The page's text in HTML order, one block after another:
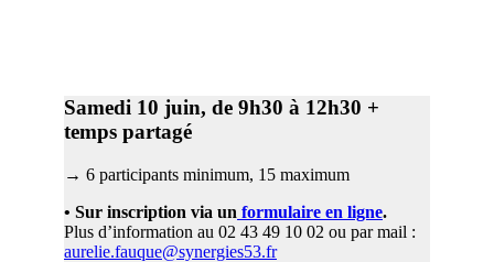
Samedi 10 juin, de 9h30 à 12h30 +
temps partagé
→ 6 participants minimum, 15 maximum
• Sur inscription via un formulaire en ligne.
Plus d’information au 02 43 49 10 02 ou par mail :
aurelie.fauque@synergies53.fr